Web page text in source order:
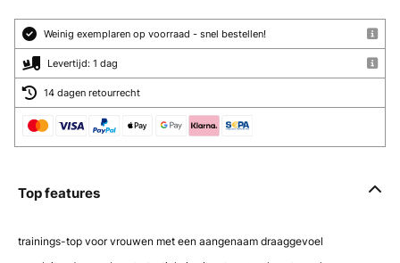
Weinig exemplaren op voorraad - snel bestellen!
Levertijd: 1 dag
14 dagen retourrecht
Top features
trainings-top voor vrouwen met een aangenaam draaggevoel